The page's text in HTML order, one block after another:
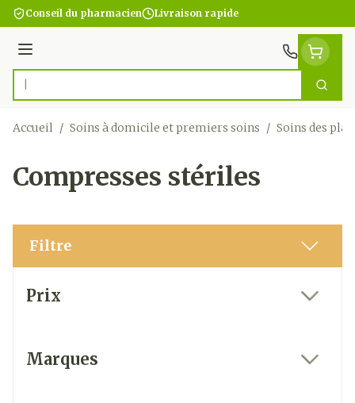
Aller au contenu
Conseil du pharmacien Livraison rapide
Menu
Rechercher
Accueil / Soins à domicile et premiers soins / Soins des
Compresses stériles
Filtre
Prix
Marques